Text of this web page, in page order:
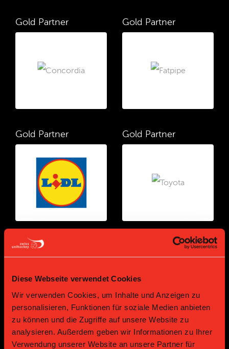
Diese Webseite verwendet Cookies
Wir verwenden Cookies, um Inhalte und Anzeigen zu
personalisieren, Funktionen für soziale Medien anbieten
zu können und die Zugriffe auf unsere Website zu
analysieren. Außerdem geben wir Informationen zu Ihrer
Verwendung unserer Website an unsere Partner für
Gold Partner Gold Partner
Gold Partner Gold Partner
Bronze Partner